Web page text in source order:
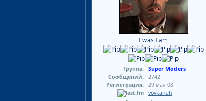
I was I am
Группа:
Super Moders
Сообщений:
2742
Регистрация:
29 мая 08
vovkanah